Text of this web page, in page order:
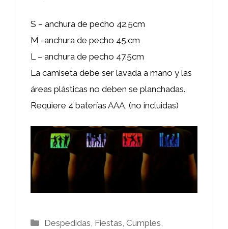
S – anchura de pecho 42.5cm
M -anchura de pecho 45.cm
L – anchura de pecho 47.5cm
La camiseta debe ser lavada a mano y las
áreas plásticas no deben se planchadas.
Requiere 4 baterías AAA, (no incluidas)
Categorías
Despedidas, Fiestas, Cumples